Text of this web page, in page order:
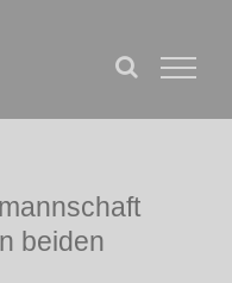
beiden